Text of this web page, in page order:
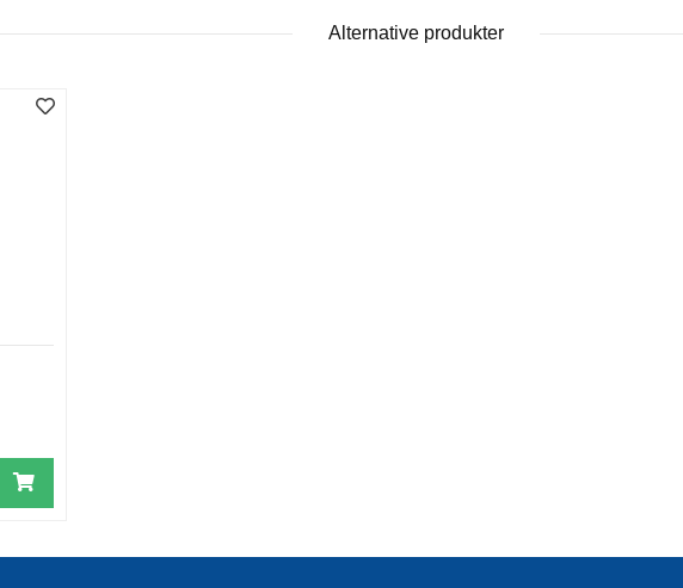
Alternative produkter